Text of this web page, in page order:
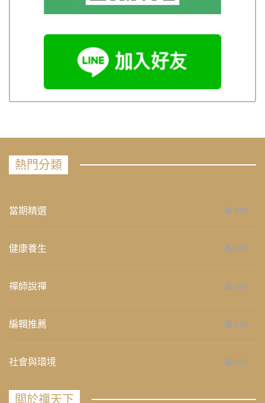
熱門分類
當期精選 658
健康養生 276
禪師說禪 267
編輯推薦 236
社會與環境 235
關於禪天下